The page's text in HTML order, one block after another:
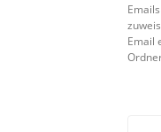
Email